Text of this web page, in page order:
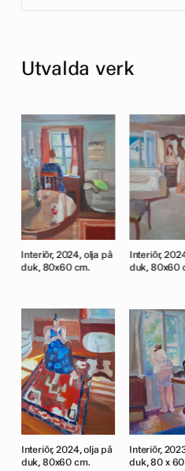
Utvalda verk
Interiör, 2024, olja på
duk, 80x60 cm.
Interiör,
duk, 80x60
Interiör, 2024, olja på
duk, 80x60 cm.
Interiör,
duk, 80 x